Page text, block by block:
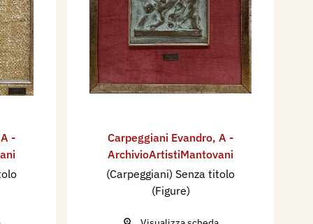
A -
Carpeggiani Evandro, A -
ArchivioArtistiMantovani
(Carpeggiani) Senza titolo
(Figure)